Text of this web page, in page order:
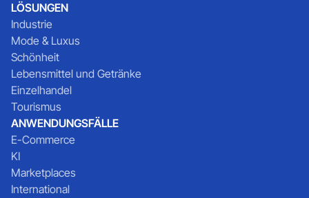
LÖSUNGEN
Industrie
Mode & Luxus
Schönheit
Lebensmittel und Getränke
Einzelhandel
Tourismus
ANWENDUNGSFÄLLE
E-Commerce
KI
Marketplaces
International